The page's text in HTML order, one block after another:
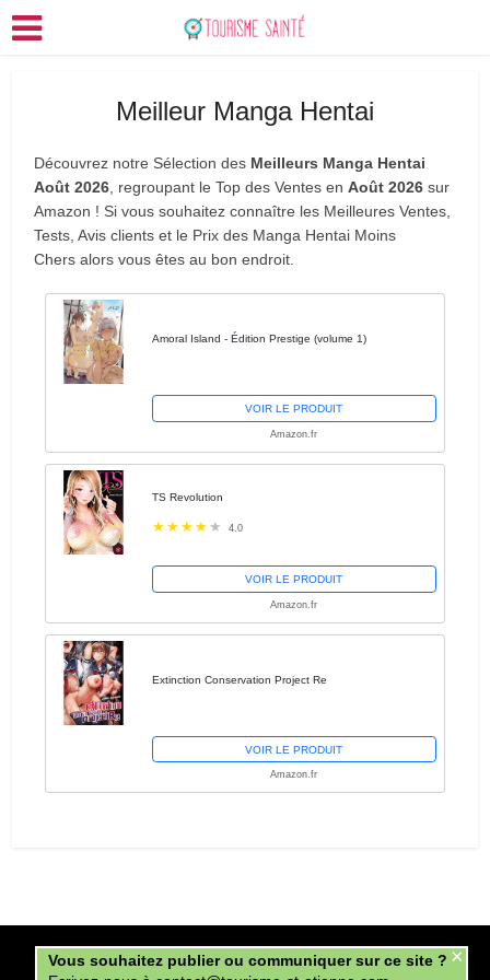
Meilleur Manga Hentai
Découvrez notre Sélection des Meilleurs Manga Hentai
Août 2026 , regroupant le Top des Ventes en Août 2026 sur
Amazon ! Si vous souhaitez connaître les Meilleures Ventes,
Tests, Avis clients et le Prix des Manga Hentai Moins
Chers alors vous êtes au bon endroit.
Amoral Island - Édition Prestige (volume 1)
VOIR LE PRODUIT
Amazon.fr
TS Revolution
4.0
VOIR LE PRODUIT
Amazon.fr
Extinction Conservation Project Re
VOIR LE PRODUIT
Amazon.fr
Copyright tourisme-st-etienne.com © 2026.
Vous souhaitez publier ou communiquer sur ce site ? ×